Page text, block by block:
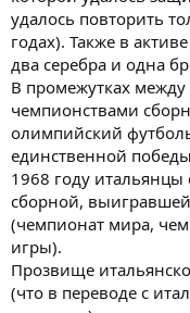
удалось повторить
годах). Также в
два серебра и одна
В промежутках
чемпионствами
олимпийский
единственной
1968 году итальянцы
сборной,
(чемпионат мира,
игры).
Прозвище
(что в переводе с